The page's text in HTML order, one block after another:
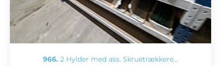
966. 2 Hylder med ass. Skruetrækkere…